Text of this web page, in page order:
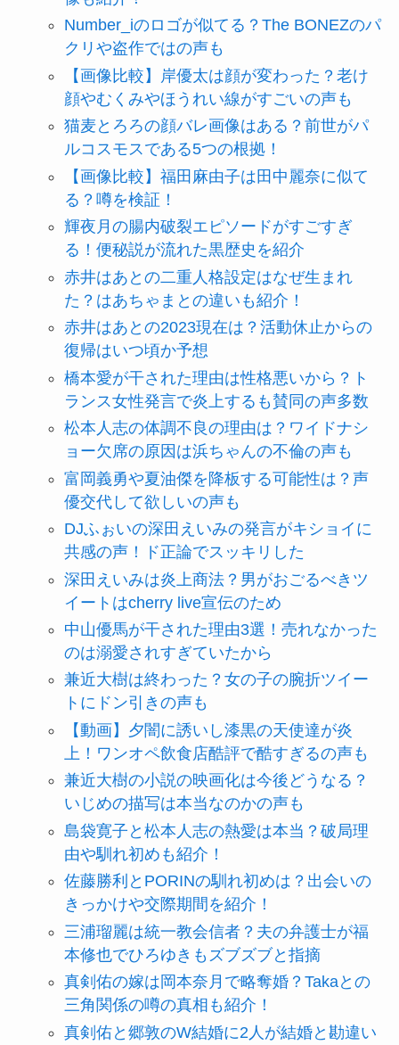
Number_iのロゴが似てる？The BONEZのパ
クリや盗作ではの声も
【画像比較】岸優太は顔が変わった？老け
顔やむくみやほうれい線がすごいの声も
猫麦とろろの顔バレ画像はある？前世がパ
ルコスモスである5つの根拠！
【画像比較】福田麻由子は田中麗奈に似て
る？噂を検証！
輝夜月の腸内破裂エピソードがすごすぎ
る！便秘説が流れた黒歴史を紹介
赤井はあとの二重人格設定はなぜ生まれ
た？はあちゃまとの違いも紹介！
赤井はあとの2023現在は？活動休止からの
復帰はいつ頃か予想
橋本愛が干された理由は性格悪いから？ト
ランス女性発言で炎上するも賛同の声多数
松本人志の体調不良の理由は？ワイドナシ
ョー欠席の原因は浜ちゃんの不倫の声も
富岡義勇や夏油傑を降板する可能性は？声
優交代して欲しいの声も
DJふぉいの深田えいみの発言がキショイに
共感の声！ド正論でスッキリした
深田えいみは炎上商法？男がおごるべきツ
イートはcherry live宣伝のため
中山優馬が干された理由3選！売れなかった
のは溺愛されすぎていたから
兼近大樹は終わった？女の子の腕折ツイー
トにドン引きの声も
【動画】夕闇に誘いし漆黒の天使達が炎
上！ワンオペ飲食店酷評で酷すぎるの声も
兼近大樹の小説の映画化は今後どうなる？
いじめの描写は本当なのかの声も
島袋寛子と松本人志の熱愛は本当？破局理
由や馴れ初めも紹介！
佐藤勝利とPORINの馴れ初めは？出会いの
きっかけや交際期間を紹介！
三浦瑠麗は統一教会信者？夫の弁護士が福
本修也でひろゆきもズブズブと指摘
真剣佑の嫁は岡本奈月で略奪婚？Takaとの
三角関係の噂の真相も紹介！
真剣佑と郷敦のW結婚に2人が結婚と勘違い